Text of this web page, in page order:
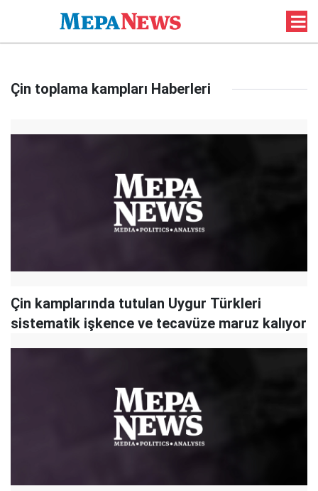
Çin toplama kampları Haberleri
Çin kamplarında tutulan Uygur Türkleri
sistematik işkence ve tecavüze maruz kalıyor